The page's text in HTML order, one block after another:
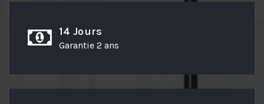
14 Jours
Garantie 2 ans